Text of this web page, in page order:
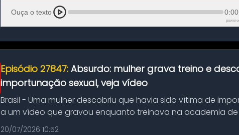
Ouça o texto 0:00
Episódio 27847: Absurdo: mulher grava treino e
importunação sexual, veja vídeo
Brasil - Uma mulher descobriu que havia sido vítima de
a um vídeo que gravou enquanto treinava na academia
na Bahia. O c...
20/07/2026 10:52